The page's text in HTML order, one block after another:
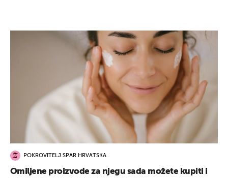
POKROVITELJ SPAR HRVATSKA
Omiljene proizvode za njegu sada možete kupiti i